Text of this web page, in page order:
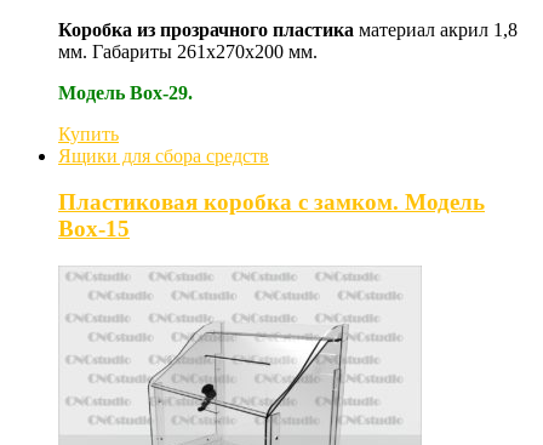
Коробка из прозрачного пластика материал акрил 1,8
мм. Габариты 261х270х200 мм.
Модель Box-29.
Купить
Ящики для сбора средств
Пластиковая коробка с замком. Модель
Box-15